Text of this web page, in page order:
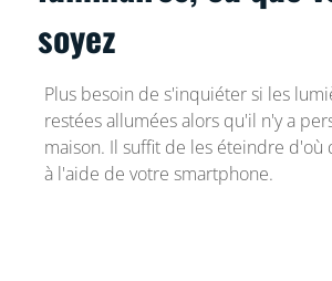
soyez
Plus besoin de s'inquiéter si les
restées allumées alors qu'il n'y a
maison. Il suffit de les éteindre d'où
à l'aide de votre smartphone.